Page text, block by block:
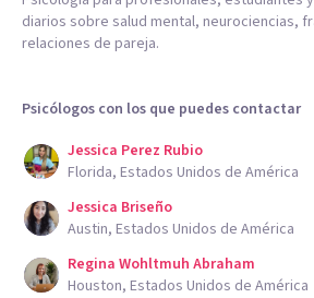
capacidad de observación, lo que me
psicológico.
diarios sobre salud mental, neurociencias,
relaciones de pareja.
Psicólogos con los que puedes contactar
Jessica Perez Rubio
Florida, Estados Unidos de América
Jessica Briseño
Austin, Estados Unidos de América
Regina Wohltmuh Abraham
Houston, Estados Unidos de América